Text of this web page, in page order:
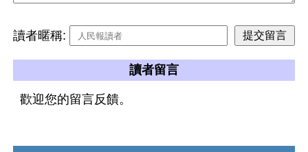
讀者暱稱:
讀者留言
歡迎您的留言反饋。